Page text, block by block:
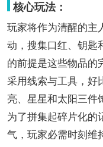
核心玩法：
玩家将作为清醒的主
动，搜集口红、钥匙
的前提是这些物品的
采用线索与工具，好
亮、星星和太阳三件
为了拼集起碎片化的
气，玩家必需时刻维